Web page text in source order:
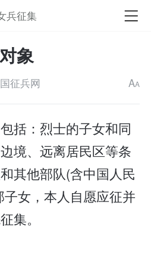
兵征集
象
征兵网 AA
括：烈士的子女和同
境、远离居民区等条
其他部队(含中国人民
女，本人自愿应征并
集。